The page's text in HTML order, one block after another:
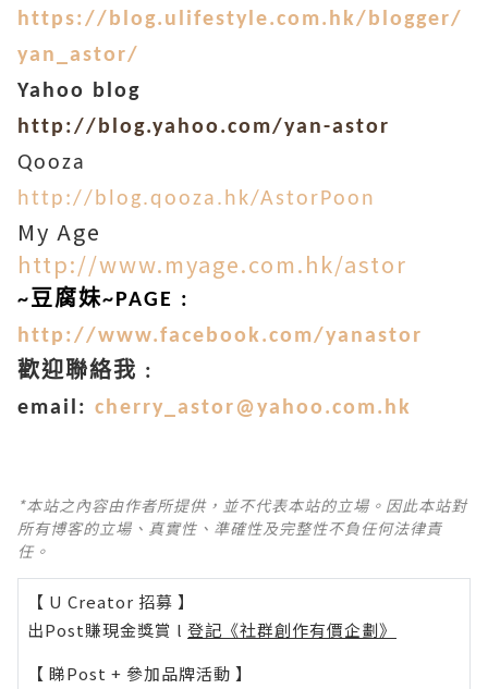
https://blog.ulifestyle.com.hk/blogger/
yan_astor/
Yahoo blog
http://blog.yahoo.com/yan-astor
Qooza
http://blog.qooza.hk/AstorPoon
My Age
http://www.myage.com.hk/astor
~豆腐妹~PAGE :
http://www.facebook.com/yanastor
歡迎聯絡我 :
email: cherry_astor@yahoo.com.hk
*本站之內容由作者所提供，並不代表本站的立場。因此本站對
所有博客的立場、真實性、準確性及完整性不負任何法律責
任。
【 U Creator 招募 】
出Post賺現金獎賞 l 登記《社群創作有價企劃》
【 睇Post + 參加品牌活動 】